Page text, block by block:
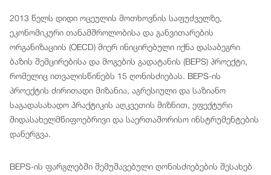
2013 წელს დიდი ოცეულის მოთხოვნის საფუძველზე,
ეკონომიკური თანამშროლობისა და განვითარების
ორგანიზაციის (OECD) მიერ ინიცირებული იქნა დასაბეგრი
ბაზის შემცირებისა და მოგების გადატანის (BEPS) პროექტი,
რომელიც ითვალისწინებს 15 ღონისძიებას. BEPS-ის
პროექტის ძირითადი მიზანია, აგრესიული და საზიანო
საგადასახადო პრაქტიკის აღკვეთის მიზნით, ეფექტური
შიდასახელმწიფოებრივი და საერთაშორისო ინსტრუმენტების
დანერგვა.
BEPS-ის ფარგლებში შემუშავებული ღონისძიებების შესახებ